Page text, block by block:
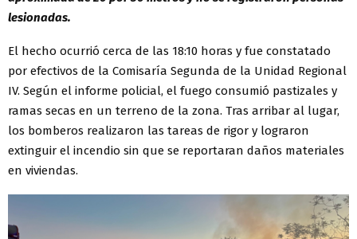
lesionadas.
El hecho ocurrió cerca de las 18:10 horas y fue constatado
por efectivos de la Comisaría Segunda de la Unidad Regional
IV. Según el informe policial, el fuego consumió pastizales y
ramas secas en un terreno de la zona. Tras arribar al lugar,
los bomberos realizaron las tareas de rigor y lograron
extinguir el incendio sin que se reportaran daños materiales
en viviendas.